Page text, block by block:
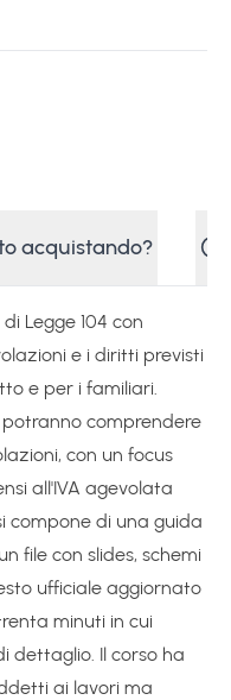
acquistando?
Legge 104 con
e i diritti previsti
e per i familiari.
comprendere
con un focus
all'IVA agevolata
compone di una guida
file con slides, schemi
ufficiale aggiornato
minuti in cui
dettaglio. Il corso ha
ai lavori ma